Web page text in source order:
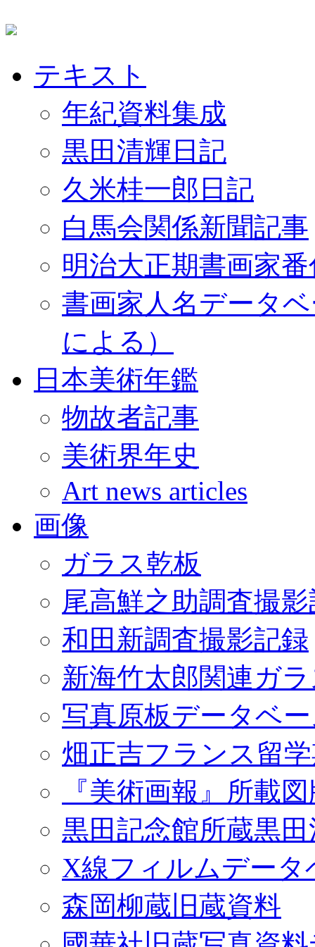
テキスト
年紀資料集成
黒田清輝日記
久米桂一郎日記
白馬会関係新聞記事
明治大正期書画家
書画家人名データ
による）
日本美術年鑑
物故者記事
美術界年史
Art news articles
画像
ガラス乾板
尾高鮮之助調査撮
和田新調査撮影記録
新海竹太郎関連ガ
写真原板データベ
畑正吉フランス留
『美術画報』所載
黒田記念館所蔵黒
X線フィルムデータ
森岡柳蔵旧蔵資料